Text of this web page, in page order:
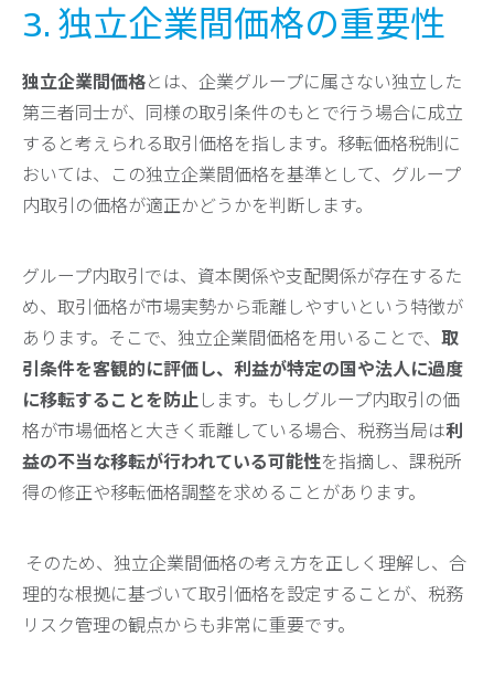
3. 独立企業間価格の重要性
独立企業間価格とは、企業グループに属さない独立した
第三者同士が、同様の取引条件のもとで行う場合に成立
すると考えられる取引価格を指します。移転価格税制に
おいては、この独立企業間価格を基準として、グループ
内取引の価格が適正かどうかを判断します。
グループ内取引では、資本関係や支配関係が存在するた
め、取引価格が市場実勢から乖離しやすいという特徴が
あります。そこで、独立企業間価格を用いることで、 取
引条件を客観的に評価し、利益が特定の国や法人に過度
に移転することを防止 します。もしグループ内取引の価
格が市場価格と大きく乖離している場合、税務当局は利
益の不当な移転が行われている可能性を指摘し、課税所
得の修正や移転価格調整を求めることがあります。
そのため、独立企業間価格の考え方を正しく理解し、合
理的な根拠に基づいて取引価格を設定することが、税務
リスク管理の観点からも非常に重要です。